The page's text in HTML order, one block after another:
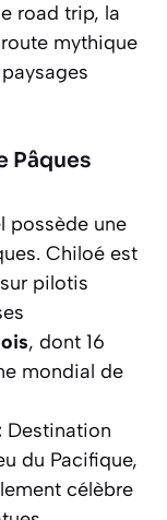
road trip, la
mythique
Pâques
possède une
Chiloé est
pilotis
, dont 16
mondial de
Destination
du Pacifique,
célèbre